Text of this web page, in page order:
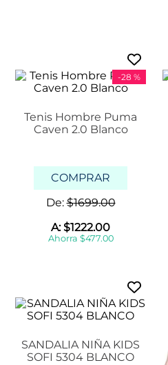
-28 %
Tenis Hombre Puma
Caven 2.0 Blanco
COMPRAR
De:$1699.00
A:$1222.00
Ahorra $477.00
SANDALIA NIÑA KIDS
SOFI 5304 BLANCO